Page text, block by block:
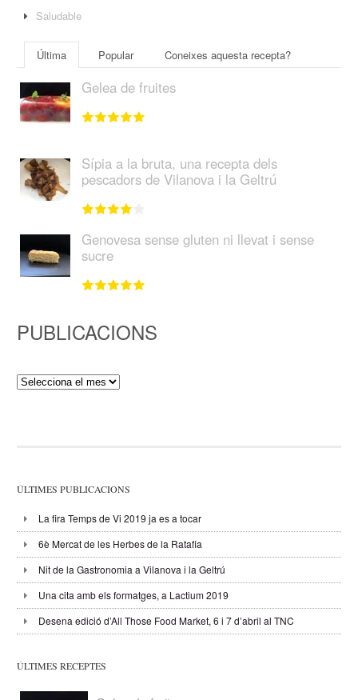
Saludable
Última Popular Coneixes aquesta recepta?
Gelea de fruites
Sípia a la bruta, una recepta dels
pescadors de Vilanova i la Geltrú
Genovesa sense gluten ni llevat i sense
sucre
PUBLICACIONS
Publicacions
ÚLTIMES PUBLICACIONS
La fira Temps de Vi 2019 ja es a tocar
6è Mercat de les Herbes de la Ratafia
Nit de la Gastronomia a Vilanova i la Geltrú
Una cita amb els formatges, a Lactium 2019
Desena edició d’All Those Food Market, 6 i 7 d’abril al TNC
ÚLTIMES RECEPTES